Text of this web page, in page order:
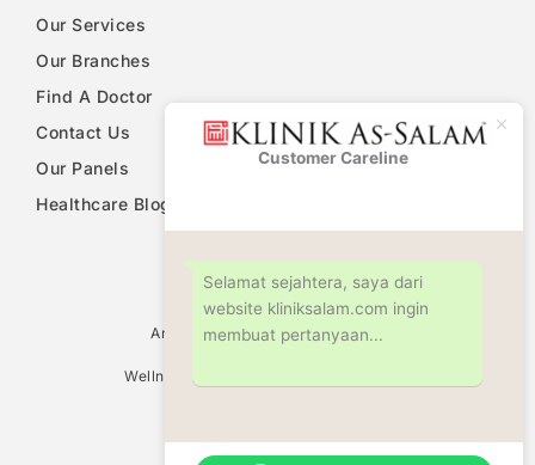
Our Services
Our Branches
Find A Doctor
Contact Us
Our Panels
Healthcare Blog
Ultrasound Scan Services
Antenatal & Pregnancy Check Up
Wellness Screening & Medical Check Up
Fertility Centre
Customer Careline
Selamat sejahtera, saya dari
website kliniksalam.com ingin
membuat pertanyaan...